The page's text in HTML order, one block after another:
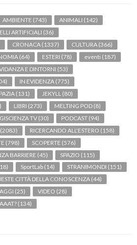
AMBIENTE (743) ANIMALI (142)
ARTIFICIALI (36)
CRONACA (1337) CULTURA (366)
(64) ESTERI (78) eventi (187)
E DINTORNI (53)
IN EVIDENZA (775)
(131) JEKYLL (80)
LIBRI (273) MELTING POD (8)
TV (30) PODCAST (94)
(2083) RICERCANDO ALL'ESTERO (158)
(798) SCOPERTE (576)
BARRIERE (45) SPAZIO (115)
SportLab (14) STRANIMONDI (151)
CITTÀ DELLA CONOSCENZA (44)
(25) VIDEO (28)
(134)